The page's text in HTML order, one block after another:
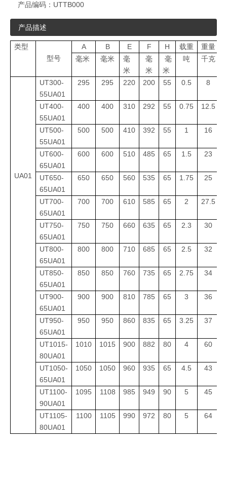
产品编码： UTTB000
产品描述
类型
型号
A B E F H 载重
重量
毫米 毫米
毫
米
毫
米
毫
米
吨 千克
UA01
UT300-
55UA01
295 295 220 200 55 0.5 8
UT400-
55UA01
400 400 310 292 55 0.75 12.5
UT500-
55UA01
500 500 410 392 55 1 16
UT600-
65UA01
600 600 510 485 65 1.5 23
UT650-
65UA01
650 650 560 535 65 1.75 25
UT700-
65UA01
700 700 610 585 65 2 27.5
UT750-
65UA01
750 750 660 635 65 2.3 30
UT800-
65UA01
800 800 710 685 65 2.5 32
UT850-
65UA01
850 850 760 735 65 2.75 34
UT900-
65UA01
900 900 810 785 65 3 36
UT950-
65UA01
950 950 860 835 65 3.25 37
UT1015-
80UA01
1010 1015 900 882 80 4 60
UT1050-
65UA01
1050 1050 960 935 65 4.5 43
UT1100-
90UA01
1095 1108 985 949 90 5 45
UT1105-
80UA01
1100 1105 990 972 80 5 64